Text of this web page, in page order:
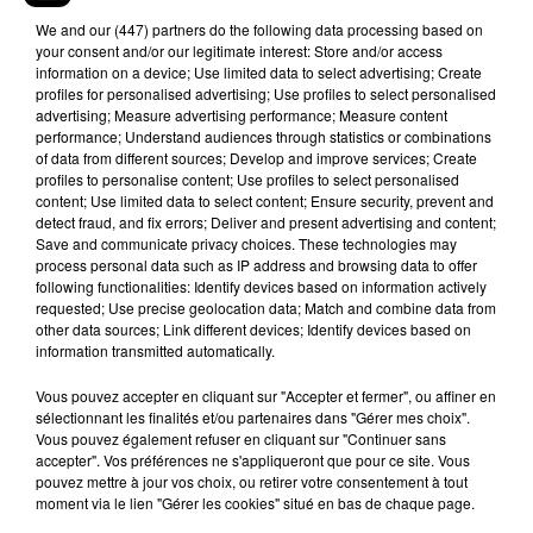
devant la justice. Hier soir, l’un d’eux était toujours
en garde à vue au commissariat central, arrêtés
pour avoir jeté des projectiles en direction des
forces de l’ordre, malgré l’ordre de se disperser.
Et puis un gilet jaune a été condamné à 2 ans de
prison ferme. Il a été reconnu coupable de jets de
projectiles et de dégradation de mobilier urbain
pendant l’acte XII de la mobilisation bordelaise, le
2 février dernier. L’homme, résidant à Bègles, était
déjà connu des services de police.
EnGironde , les cahiers de doléances ouverts un
peu partout dans le département depuis la
préfecture. Ils doivent être transmis aujourd’hui à
Paris pour y être traités par l’organisation du
Grand débat national, à la Bibliothèque nationale
de France. La consultation se poursuit jusqu’au 15
We and our (447) partnersdo the following data processing based on
your consent and/or our legitimate interest: Store and/or access
information on a device; Use limited data to select advertising; Create
profiles for personalised advertising; Use profiles to select personalised
advertising; Measure advertising performance; Measure content
performance; Understand audiences through statistics or combinations
of data from different sources; Develop and improve services; Create
profiles to personalise content; Use profiles to select personalised
content; Use limited data to select content; Ensure security, prevent and
detect fraud, and fix errors; Deliver and present advertising and content;
Save and communicate privacy choices. These technologies may
process personal data such as IP address and browsing data to offer
following functionalities: Identify devices based on information actively
requested; Use precise geolocation data; Match and combine data from
other data sources; Link different devices; Identify devices based on
information transmitted automatically.
Vous pouvez accepter en cliquant sur "Accepter et fermer", ou affiner en
sélectionnant les finalités et/ou partenaires dans "Gérer mes choix".
Vous pouvez également refuser en cliquant sur "Continuer sans
accepter". Vos préférences ne s'appliqueront que pour ce site. Vous
pouvez mettre à jour vos choix, ou retirer votre consentement à tout
moment via le lien "Gérer les cookies" situé en bas de chaque page.